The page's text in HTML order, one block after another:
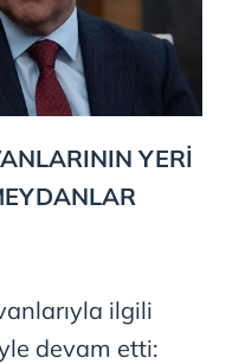
YERİ
ilgili
devam etti: